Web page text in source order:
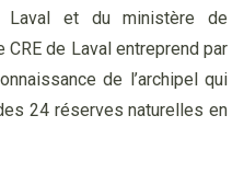
et du ministère de
CRE de Laval entreprend par
de l’archipel qui
24 réserves naturelles en